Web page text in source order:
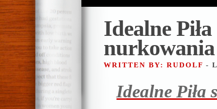
Idealne Piła
WRITTEN BY: RUDOLF -
Idealne Piła